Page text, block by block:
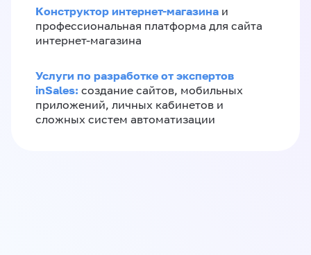
Конструктор интернет-магазина и
профессиональная платформа для сайта
интернет-магазина
Услуги по разработке от экспертов
inSales: создание сайтов, мобильных
приложений, личных кабинетов и
сложных систем автоматизации